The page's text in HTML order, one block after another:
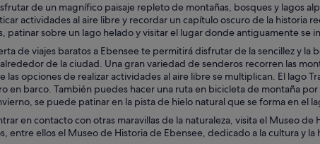
con una iglesia y montañas al fondo.
de un magnífico paisaje repleto de montañas, bosques y lagos
actividades al aire libre y recordar un capítulo oscuro de la historia
patinar sobre un lago helado y visitar el lugar donde antiguamente se
de viajes baratos a Ebensee te permitirá disfrutar de la sencillez y la
de la ciudad. Una gran variedad de senderos recorren las
las opciones de realizar actividades al aire libre se multiplican. El lago
en barco. También puedes hacer una ruta en bicicleta de montaña
se puede patinar en la pista de hielo natural que se forma en el
en contacto con otras maravillas de la naturaleza, visita el Museo
entre ellos el Museo de Historia de Ebensee, dedicado a la cultura y la